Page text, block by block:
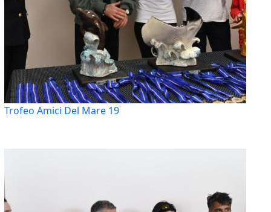
Trofeo Amici Del Mare 19